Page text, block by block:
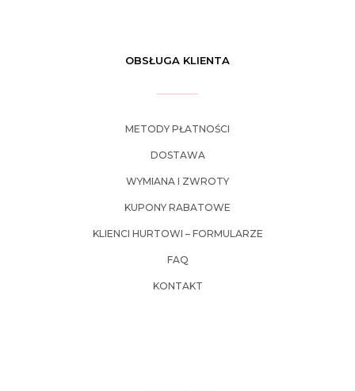
OBSŁUGA KLIENTA
METODY PŁATNOŚCI
DOSTAWA
WYMIANA I ZWROTY
KUPONY RABATOWE
KLIENCI HURTOWI – FORMULARZE
FAQ
KONTAKT